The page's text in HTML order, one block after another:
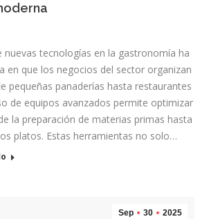
nuevas tecnologías en la gastronomía ha
en que los negocios del sector organizan
pequeñas panaderías hasta restaurantes
de equipos avanzados permite optimizar
la preparación de materias primas hasta
platos. Estas herramientas no solo…
Sep 30 2025